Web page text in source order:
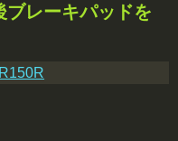
ブレーキパッドを